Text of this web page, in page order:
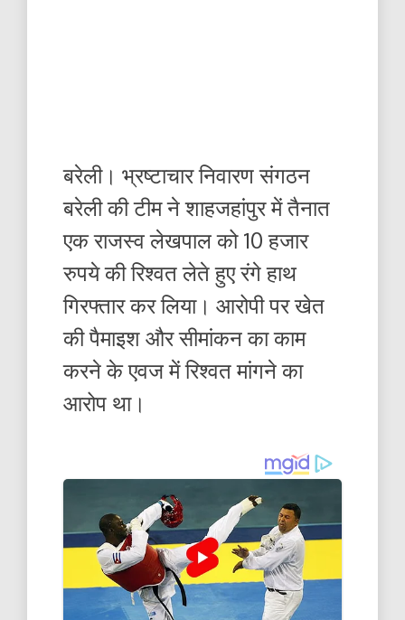
बरेली। भ्रष्टाचार निवारण संगठन
बरेली की टीम ने शाहजहांपुर में तैनात
एक राजस्व लेखपाल को 10 हजार
रुपये की रिश्वत लेते हुए रंगे हाथ
गिरफ्तार कर लिया। आरोपी पर खेत
की पैमाइश और सीमांकन का काम
करने के एवज में रिश्वत मांगने का
आरोप था।